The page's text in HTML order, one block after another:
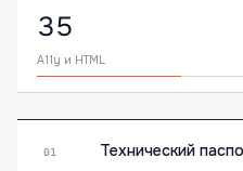
35
A11y и HTML
01 Технический